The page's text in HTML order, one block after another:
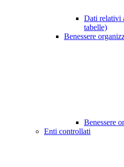
Dati relativi
tabelle)
Benessere
Benessere
Enti controllati